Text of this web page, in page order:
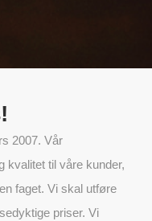
2007. Vår
kvalitet til våre kunder,
faget. Vi skal utføre
priser. Vi